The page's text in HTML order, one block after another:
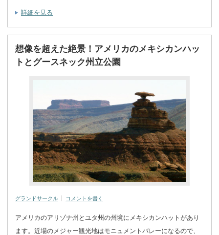
詳細を見る
想像を超えた絶景！アメリカのメキシカンハッ
トとグースネック州立公園
グランドサークル コメントを書く
アメリカのアリゾナ州とユタ州の州境にメキシカンハットがあり
ます。近場のメジャー観光地はモニュメントバレーになるので、